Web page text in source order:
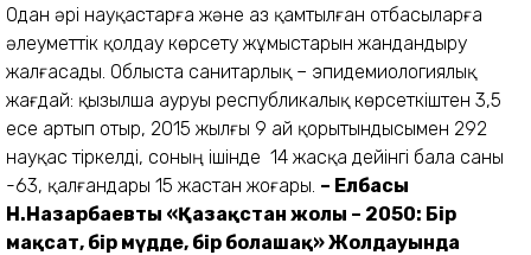
Одан әрі науқастарға және аз қамтылған отбасыларға
әлеуметтік қолдау көрсету жұмыстарын жандандыру
жалғасады. Облыста санитарлық – эпидемиологиялық
жағдай: қызылша ауруы республикалық көрсеткіштен 3,5
есе артып отыр, 2015 жылғы 9 ай қорытындысымен 292
науқас тіркелді, соның ішінде 14 жасқа дейінгі бала саны
-63, қалғандары 15 жастан жоғары. – Елбасы
Н.Назарбаевтың «Қазақстан жолы – 2050: Бір
мақсат, бір мүдде, бір болашақ» Жолдауында